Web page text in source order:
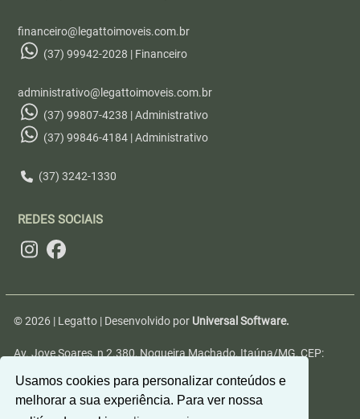
Usamos cookies para personalizar conteúdos e
melhorar a sua experiência. Para ver nossa
financeiro@legattoimoveis.com.br
(37) 99942-2028 | Financeiro
administrativo@legattoimoveis.com.br
(37) 99807-4238 | Administrativo
(37) 99846-4184 | Administrativo
(37) 3242-1330
REDES SOCIAIS
© 2026 | Legatto | Desenvolvido por Universal Software.
Av. Jove Soares, n 2.380, Nogueira Machado, Itaúna/MG, CEP: